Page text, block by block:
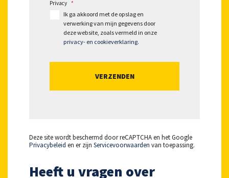
Privacy *
Ik ga akkoord met de opslag en
verwerking van mijn gegevens door
deze website, zoals vermeld in onze
privacy- en cookieverklaring.
Deze site wordt beschermd door reCAPTCHA en het Google
Privacybeleid en er zijn Servicevoorwaarden van toepassing.
Heeft u vragen over